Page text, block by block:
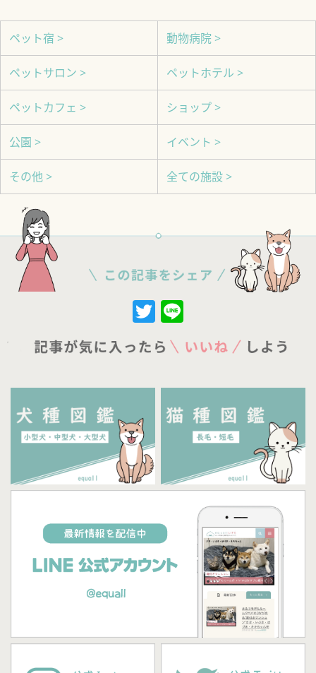
ペット宿 > 動物病院 >
ペットサロン > ペットホテル >
ペットカフェ > ショップ >
公園 > イベント >
その他 > 全ての施設 >
Twitter